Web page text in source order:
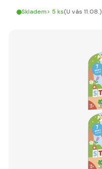
Skladem> 5 ks(U vás 11.08.)